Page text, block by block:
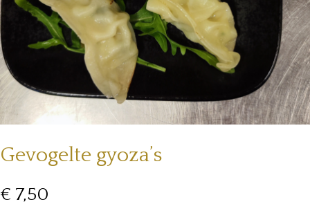
Gevogelte gyoza’s
€ 7,50